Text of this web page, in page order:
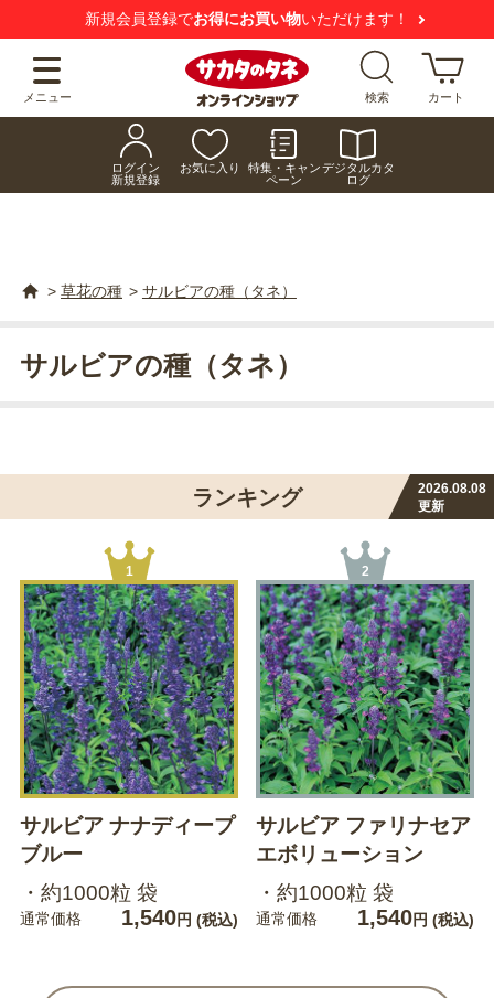
新規会員登録でお得にお買い物いただけます！
メニュー 検索 カート
ログイン
新規登録
お気に入り
特集・キャン
ペーン
デジタルカタ
ログ
> 草花の種 > サルビアの種（タネ）
サルビアの種（タネ）
ランキング
2026.08.08
更新
1
サルビア ナナディープ
ブルー
・約1000粒 袋
通常価格 1,540円 (税込)
2
サルビア ファリナセア
エボリューション
・約1000粒 袋
通常価格 1,540円 (税込)